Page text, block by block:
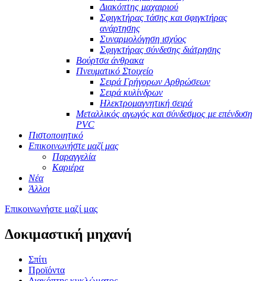
Διακόπτης μαχαιριού
Σφιγκτήρας τάσης και σφιγκτήρας
ανάρτησης
Συναρμολόγηση ισχύος
Σφιγκτήρας σύνδεσης διάτρησης
Βούρτσα άνθρακα
Πνευματικό Στοιχείο
Σειρά Γρήγορων Αρθρώσεων
Σειρά κυλίνδρων
Ηλεκτρομαγνητική σειρά
Μεταλλικός αγωγός και σύνδεσμος με επένδυση
PVC
Πιστοποιητικό
Επικοινωνήστε μαζί μας
Παραγγελία
Καριέρα
Νέα
Άλλοι
Επικοινωνήστε μαζί μας
Δοκιμαστική μηχανή
Σπίτι
Προϊόντα